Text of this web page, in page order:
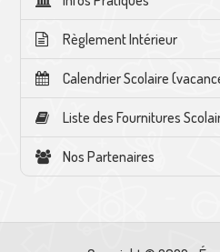
Règlement Intérieur
Calendrier Scolaire
Liste des Fournitures
Nos Partenaires